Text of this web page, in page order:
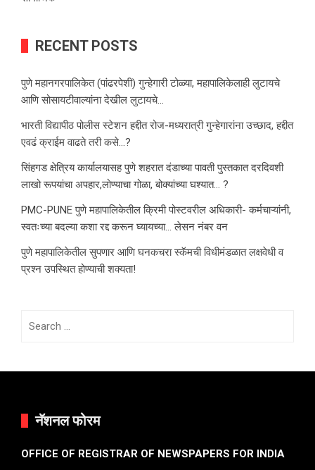
RECENT POSTS
पुणे महानगरपालिकेत (पांढरपेशी) गुन्हेगारी टोळ्या, महापालिकेलाही लुटायचे
आणि सोसायटीवाल्यांना देखील लुटायचे…
भारती विद्यापीठ पोलीस स्टेशन हद्दीत रोज-मध्यरात्री गुन्हेगारांना उच्छाद, हद्दीत
एवढं क्राईम वाढते तरी कसे…?
सिंहगड क्षेत्रिय कार्यालयासह पुणे शहरात दंडाच्या पावती पुस्तकात दरदिवशी
लाखो रूपयांचा अपहार,लोण्याचा गोळा, बोक्यांच्या घश्यात… ?
PMC-PUNE पुणे महापालिकेतील क्रिमी पोस्टवरील अधिकारी- कर्मचाऱ्यांनी,
स्वतःच्या बदल्या कशा रद्द करून घ्यायच्या… लेसन नंबर वन
पुणे महापालिकेतील सुपणार आणि घनकचरा स्कॅमची विधीमंडळात लक्षवेधी व
प्रश्न उपस्थित होण्याची शक्यता!
नॅशनल फोरम
OFFICE OF REGISTRAR OF NEWSPAPERS FOR INDIA